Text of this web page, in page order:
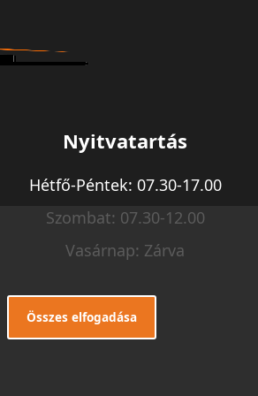
Nyitvatartás
Hétfő-Péntek: 07.30-17.00
Szombat: 07.30-12.00
Vasárnap: Zárva
Összes elfogadása